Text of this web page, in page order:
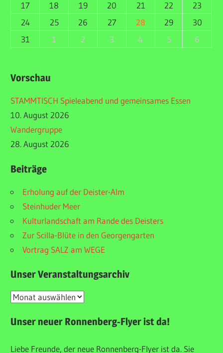
17
18 19 20 21 22
23
24
25 26 27 28 29
30
31
1 2 3 4 5 6
Vorschau
STAMMTISCH Spieleabend und gemeinsames Essen
10. August 2026
Wandergruppe
28. August 2026
Beiträge
Erholung auf der Deister-Alm
Steinhuder Meer
Kulturlandschaft am Rande des Deisters
Zur Scilla-Blüte in den Georgengarten
Vortrag SALZ am WEGE
Unser Veranstaltungsarchiv
Unser
Unser neuer Ronnenberg-Flyer ist da!
Liebe Freunde, der neue Ronnenberg-Flyer ist da. Sie